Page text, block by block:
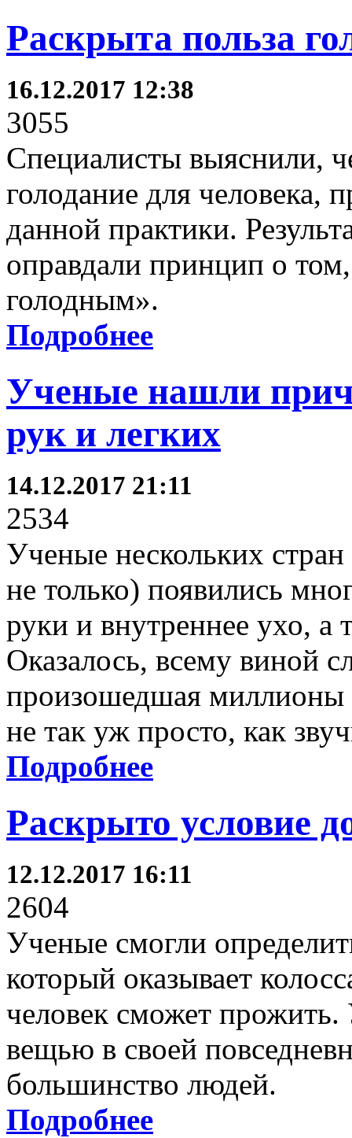
Раскрыта польза
16.12.2017 12:38
3055
Специалисты выяснили,
голодание для человека,
данной практики.
оправдали принцип о
голодным».
Подробнее
Ученые нашли
рук и легких
14.12.2017 21:11
2534
Ученые нескольких
не только) появились
руки и внутреннее ухо, а
Оказалось, всему виной
произошедшая миллионы
не так уж просто, как
Подробнее
Раскрыто условие
12.12.2017 16:11
2604
Ученые смогли
который оказывает
человек сможет
вещью в своей
большинство людей.
Подробнее